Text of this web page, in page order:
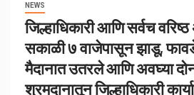
NEWS
जिल्हाधिकारी आणि सर्वच
सकाळी ७ वाजेपासून झाडू,
मैदानात उतरले आणि अवघ्या
श्रमदानातून जिल्हाधिकारी